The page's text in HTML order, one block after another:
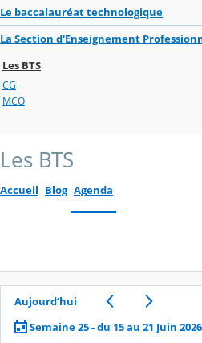
Le baccalauréat technologique
La Section d'Enseignement
Les BTS
CG
MCO
Les BTS
Accueil Blog Agenda
Aujourd’hui
Semaine 25 - du 15 au 21 Juin 2026